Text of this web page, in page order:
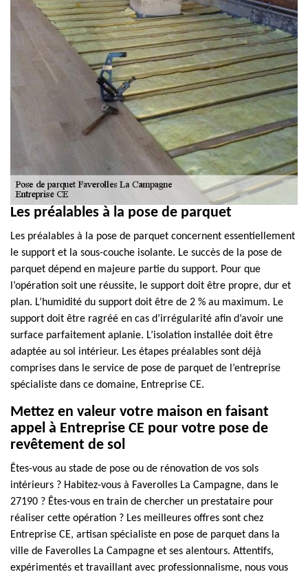
Les préalables à la pose de parquet
Les préalables à la pose de parquet concernent essentiellement
le support et la sous-couche isolante. Le succès de la pose de
parquet dépend en majeure partie du support. Pour que
l’opération soit une réussite, le support doit être propre, dur et
plan. L’humidité du support doit être de 2 % au maximum. Le
support doit être ragréé en cas d’irrégularité afin d’avoir une
surface parfaitement aplanie. L’isolation installée doit être
adaptée au sol intérieur. Les étapes préalables sont déjà
comprises dans le service de pose de parquet de l’entreprise
spécialiste dans ce domaine, Entreprise CE.
Mettez en valeur votre maison en faisant
appel à Entreprise CE pour votre pose de
revêtement de sol
Êtes-vous au stade de pose ou de rénovation de vos sols
intérieurs ? Habitez-vous à Faverolles La Campagne, dans le
27190 ? Êtes-vous en train de chercher un prestataire pour
réaliser cette opération ? Les meilleures offres sont chez
Entreprise CE, artisan spécialiste en pose de parquet dans la
ville de Faverolles La Campagne et ses alentours. Attentifs,
expérimentés et travaillant avec professionnalisme, nous vous